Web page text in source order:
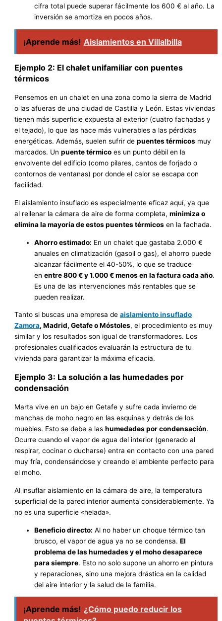
cifra total puede superar fácilmente los 600 € al año. La
inversión se amortiza en pocos años.
¡Aprende más! Aislamientos en Villalbilla
Ejemplo 2: El chalet unifamiliar con puentes
térmicos
Pensemos en un chalet en una zona como la sierra de Madrid
o las afueras de una ciudad de Castilla y León. Estas viviendas
tienen más superficie expuesta al exterior (cuatro fachadas y
el tejado), lo que las hace más vulnerables a las pérdidas
energéticas. Además, suelen sufrir depuentes térmicos muy
marcados. Unpuente térmico es un punto débil en la
envolvente del edificio (como pilares, cantos de forjado o
contornos de ventanas) por donde el calor se escapa con
facilidad.
El aislamiento insuflado es especialmente eficaz aquí, ya que
al rellenar la cámara de aire de forma completa,minimiza o
elimina la mayoría de estos puentes térmicos en la fachada.
Ahorro estimado: En un chalet que gastaba 2.000 €
anuales en climatización (gasoil o gas), el ahorro puede
alcanzar fácilmente el 40-50%, lo que se traduce
enentre 800 € y 1.000 € menos en la factura cada año.
Es una de las intervenciones más rentables que se
pueden realizar.
Tanto si buscas una empresa deaislamiento insuflado
Zamora, Madrid, Getafe o Móstoles, el procedimiento es muy
similar y los resultados son igual de transformadores. Los
profesionales cualificados evaluarán la estructura de tu
vivienda para garantizar la máxima eficacia.
Ejemplo 3: La solución a las humedades por
condensación
Marta vive en un bajo en Getafe y sufre cada invierno de
manchas de moho negro en las esquinas y detrás de los
muebles. Esto se debe a lashumedades por condensación.
Ocurre cuando el vapor de agua del interior (generado al
respirar, cocinar o ducharse) entra en contacto con una pared
muy fría, condensándose y creando el ambiente perfecto para
el moho.
Al insuflar aislamiento en la cámara de aire, la temperatura
superficial de la pared interior aumenta considerablemente. Ya
no es una superficie «helada».
Beneficio directo: Al no haber un choque térmico tan
brusco, el vapor de agua ya no se condensa.El
problema de las humedades y el moho desaparece
para siempre. Esto no solo supone un ahorro en pintura
y reparaciones, sino una mejora drástica en la calidad
del aire interior y la salud de la familia.
¡Aprende más! ¿Cómo puedo reducir los